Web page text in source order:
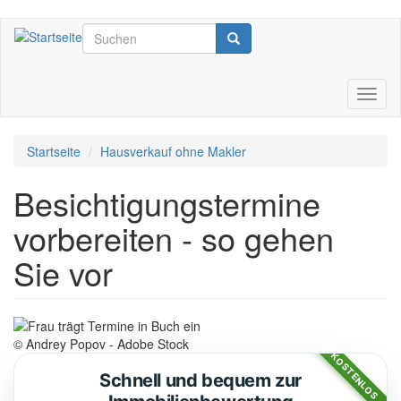
Direkt
zum
Suchformular
Startseite Hausverkauf ohne Makler
Besichtigungstermine
vorbereiten - so gehen
Sie vor
© Andrey Popov - Adobe Stock
KOSTENLOS
Schnell und bequem zur